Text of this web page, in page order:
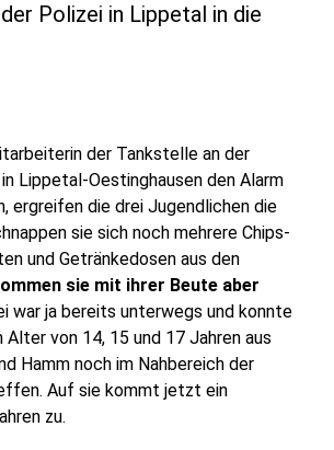
Polizei in Lippetal in die
der Tankstelle an der
Lippetal-Oestinghausen den Alarm
ergreifen die drei Jugendlichen die
sie sich noch mehrere Chips-
und Getränkedosen aus den
sie mit ihrer Beute aber
war ja bereits unterwegs und konnte
von 14, 15 und 17 Jahren aus
Hamm noch im Nahbereich der
Auf sie kommt jetzt ein
zu.